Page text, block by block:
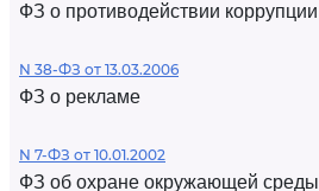
ФЗ о противодействии коррупции
N 38-ФЗ от 13.03.2006
ФЗ о рекламе
N 7-ФЗ от 10.01.2002
ФЗ об охране окружающей среды